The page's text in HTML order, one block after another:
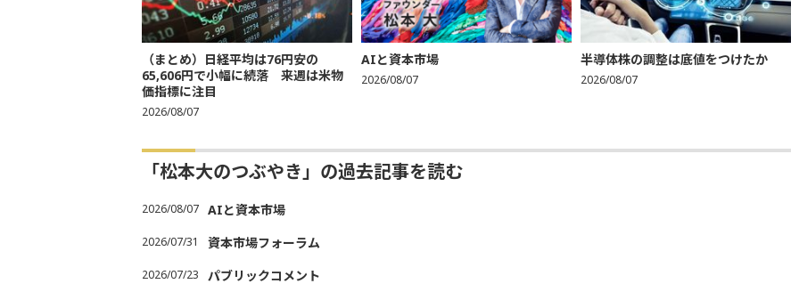
（まとめ）日経平均は76円安の
65,606円で小幅に続落 来週は米物
価指標に注目
2026/08/07
AIと資本市場
2026/08/07
半導体株の調整は底値をつけたか
2026/08/07
「松本大のつぶやき」の過去記事を読む
2026/08/07 AIと資本市場
2026/07/31 資本市場フォーラム
2026/07/23 パブリックコメント